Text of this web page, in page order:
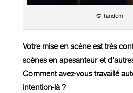
© Tandem
Votre mise en scène est très
scènes en apesanteur et
Comment avez-vous travaillé
intention-là ?